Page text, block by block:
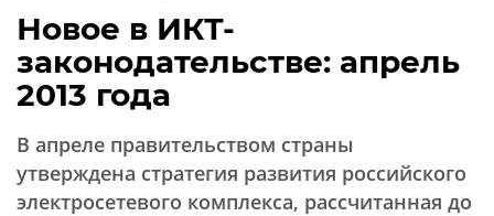
Новое в ИКТ-
законодательстве: апрель
2013 года
В апреле правительством страны
утверждена стратегия развития российского
электросетевого комплекса, рассчитанная до